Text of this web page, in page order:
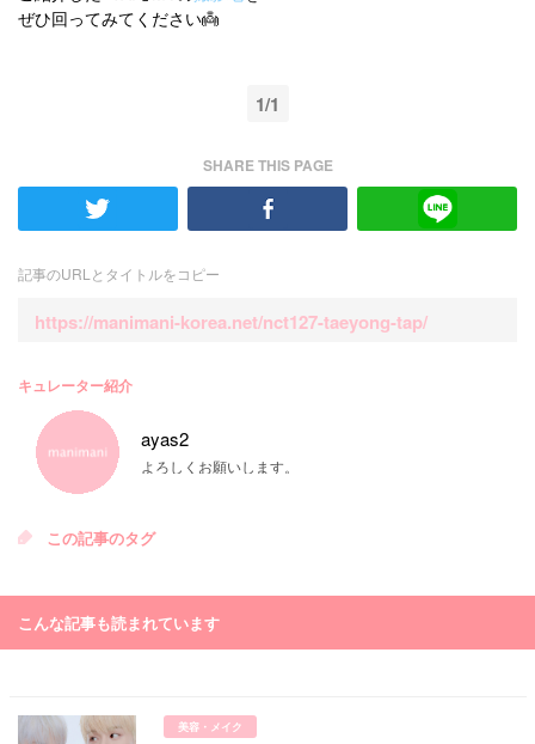
ぜひ回ってみてください👼
1/1
SHARE THIS PAGE
記事のURLとタイトルをコピー
https://manimani-korea.net/nct127-taeyong-tap/
キュレーター紹介
ayas2
よろしくお願いします。
この記事のタグ
こんな記事も読まれています
美容・メイク